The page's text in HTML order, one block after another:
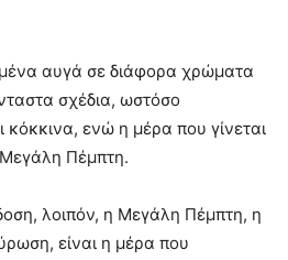
αυγά σε διάφορα χρώματα
σχέδια, ωστόσο
ενώ η μέρα που γίνεται
Μεγάλη Πέμπτη.
λοιπόν, η Μεγάλη Πέμπτη, η
είναι η μέρα που